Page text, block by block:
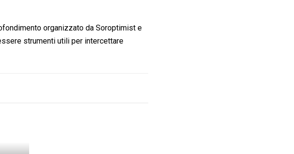
organizzato da Soroptimist e
strumenti utili per intercettare